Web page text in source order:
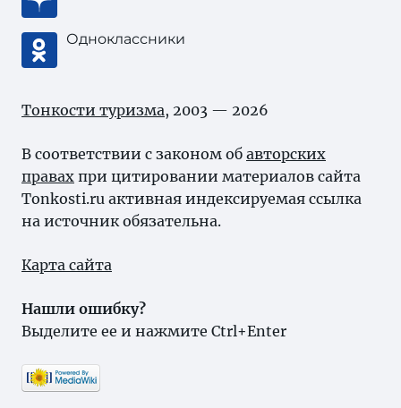
Одноклассники
Тонкости туризма, 2003 — 2026
В соответствии с законом об авторских
правах при цитировании материалов сайта
Tonkosti.ru активная индексируемая ссылка
на источник обязательна.
Карта сайта
Нашли ошибку?
Выделите ее и нажмите Ctrl+Enter